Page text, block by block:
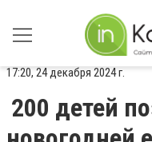
17:20, 24 декабря 2024 г.
200 детей